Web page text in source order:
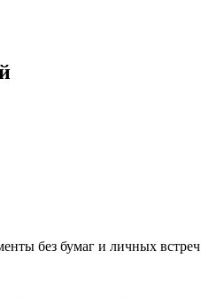
без бумаг и личных встреч